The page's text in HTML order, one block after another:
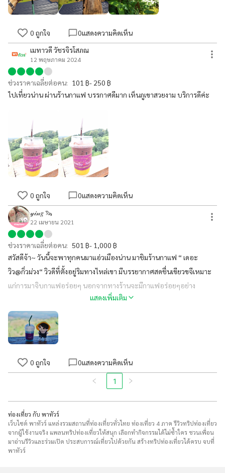
0 ถูกใจ 0แสดงความคิดเห็น
เมทาวดี วัชรจิรโสภณ
12 พฤษภาคม 2024
ช่วงราคาเฉลี่ยต่อคน: 101 ฿- 250 ฿
ไปเที่ยวน่าน ผ่านร้านกาแฟ บรรกาศดีมาก เห็นภูเขาสวยงาม บริการดีค่ะ
0 ถูกใจ 0แสดงความคิดเห็น
𝓎𝒾𝓃𝑔 🦦
22 เมษายน 2021
ช่วงราคาเฉลี่ยต่อคน: 501 ฿- 1,000 ฿
สวัสดีจ้า~ วันนี้จะพาทุกคนมาแอ่วเมืองน่าน มาชิมร้านกาแฟ “ เดอะ
วิว@กิ่วม่วง“ วิวดีที่ตั้งอยู่ริมทางไหล่เขา มีบรรยากาศสดชื่นเขียวขจีเหมาะ
แก่การมาจิบกาแฟอร่อยๆ นอกจากทางร้านจะมีกาแฟอร่อยๆอย่าง
อเมริกาโน่น้ำผึ้งป่าให้ทานแล้ว ยังมีชาเขียวโกโก้ ชาเขียวนม ห้ามพลาดเลย
น้าขอบอก และตอนนี้ทางร้านยังมีโซนอาหารเปิดเพิ่ม อร่อยๆทั้งนั้น อย่าง
สเต็ก ยำ หรือจะเป็นส้มตำ ฯลฯ #ร้านนี้ซ้อหยีแนะนำ 🤩🤩
แสดงเพิ่มเติม
0 ถูกใจ 0แสดงความคิดเห็น
1
ท่องเที่ยว กับ พาทัวร์
เว็บไซต์ พาทัวร์ แหล่งรวมสถานที่ท่องเที่ยวทั่วไทย ท่องเที่ยว 4 ภาค รีวิวทริปท่องเที่ยว
จากผู้ใช้งานจริง แพลนทริปท่องเที่ยวให้สนุก เลือกทำกิจกรรมได้ไม่ซ้ำใคร ชวนเพื่อน
มาอ่านรีวิวและร่วมเปิด ประสบการณ์เที่ยวไปด้วยกัน สร้างทริปท่องเที่ยวได้ครบ จบที่
พาทัวร์